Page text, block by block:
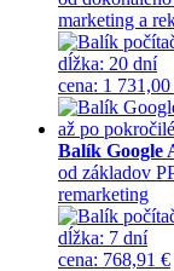
marketing a
dĺžka: 20 dní
cena: 1 731,00
Balík Google
od základov
remarketing
dĺžka: 7 dní
cena: 768,91 €